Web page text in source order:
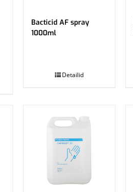
Bacticid AF spray
1000ml
Detailid